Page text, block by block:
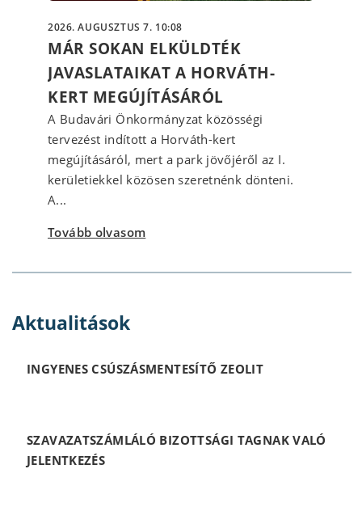
2026. AUGUSZTUS 7. 10:08
MÁR SOKAN ELKÜLDTÉK
JAVASLATAIKAT A HORVÁTH-
KERT MEGÚJÍTÁSÁRÓL
A Budavári Önkormányzat közösségi
tervezést indított a Horváth-kert
megújításáról, mert a park jövőjéről az I.
kerületiekkel közösen szeretnénk dönteni.
A...
Tovább olvasom
Aktualitások
INGYENES CSÚSZÁSMENTESÍTŐ ZEOLIT
SZAVAZATSZÁMLÁLÓ BIZOTTSÁGI TAGNAK VALÓ
JELENTKEZÉS